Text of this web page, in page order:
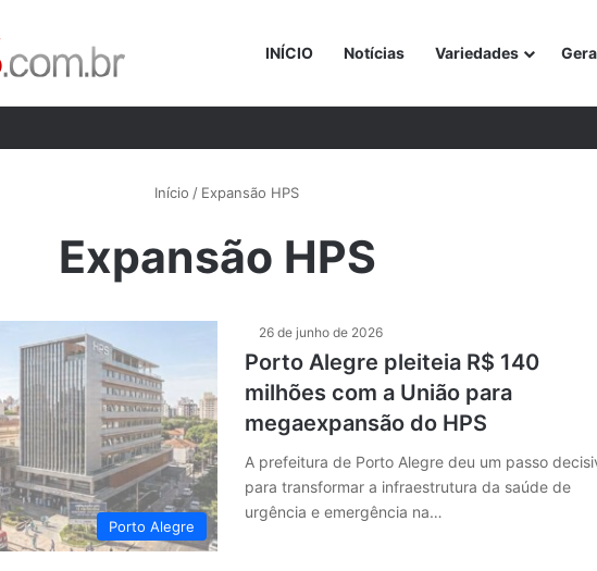
INÍCIO Notícias Variedades
Início / Expansão HPS
Expansão HPS
Porto Alegre
26 de junho de 2026
Porto Alegre pleiteia R$ 140
milhões com a União para
megaexpansão do HPS
A prefeitura de Porto Alegre deu um passo
para transformar a infraestrutura da saúde de
urgência e emergência na…